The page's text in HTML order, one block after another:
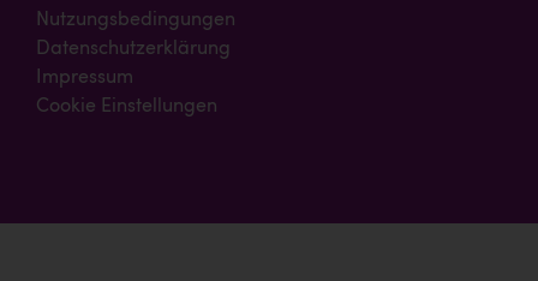
Nutzungsbedingungen
Datenschutzerklärung
Impressum
Cookie Einstellungen